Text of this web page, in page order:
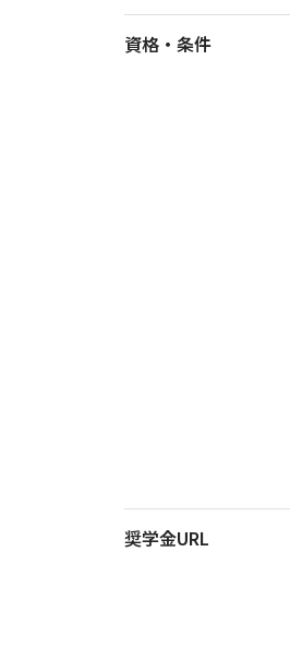
資格・条件
奨学金URL